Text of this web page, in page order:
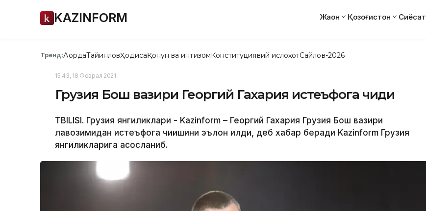
KAZINFORM Жаҳон Қозоғистон Сиёсат
Тренд:АқордаТайинловҲодисаҚонун ва интизомКонституциявий ислоҳотСайлов-2026
15:43, 18 Феврал 2021
Грузия Бош вазири Георгий Гахария истеъфога чиқди
TBILISI. Грузия янгиликлари - Kazinform – Георгий Гахария Грузия Бош вазири
лавозимидан истеъфога чиқишини эълон қилди, деб хабар беради Kazinform Грузия
янгиликларига асосланиб.